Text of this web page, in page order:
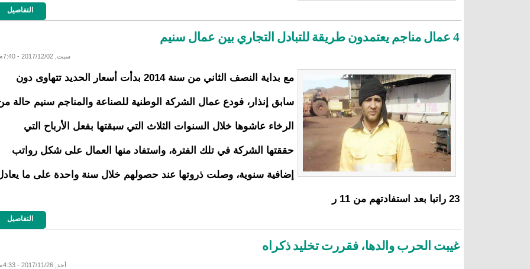
التفاصيل
4 عمال مناجم يعتمدون طريقة للتبادل التجاري بين عمال سنيم
سبت, 2017/12/02 - 7:40م
مع بداية النصف الثاني من سنة 2014 بدأت أسعار الحديد تتهاوى دون
سابق إنذار، فودع عمال الشركة الوطنية للصناعة والمناجم سنيم حالة
الرخاء عاشوها خلال السنوات الثلاث التي سبقتها بفعل الأرباح التي
حققتها الشركة في تلك الفترة، واستفاد منها العمال على شكل رواتب
إضافية سنوية، وصلت ذروتها عند حصولهم خلال سنة واحدة على ما
23 راتبا بعد استفادتهم من 11 ر
التفاصيل
غيبت الحرب والدها، فقررت تخليد ذكراه
أحد, 2017/11/26 - 4:33م